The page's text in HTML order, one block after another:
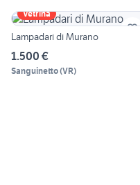
Vetrina
Lampadari di Murano
1.500 €
Sanguinetto(VR)